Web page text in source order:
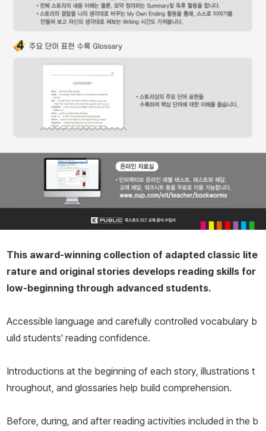
This award-winning collection of adapted classic lite
rature and original stories develops reading skills for
low-beginning through advanced students.
Accessible language and carefully controlled vocabulary b
uild students' reading confidence.
Introductions at the beginning of each story, illustrations t
hroughout, and glossaries help build comprehension.
Before, during, and after reading activities included in the b